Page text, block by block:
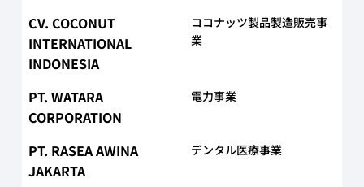
CV. COCONUT
INTERNATIONAL
INDONESIA
ココナッツ製品製造販売事
業
PT. WATARA
CORPORATION
電力事業
PT. RASEA AWINA
JAKARTA
デンタル医療事業